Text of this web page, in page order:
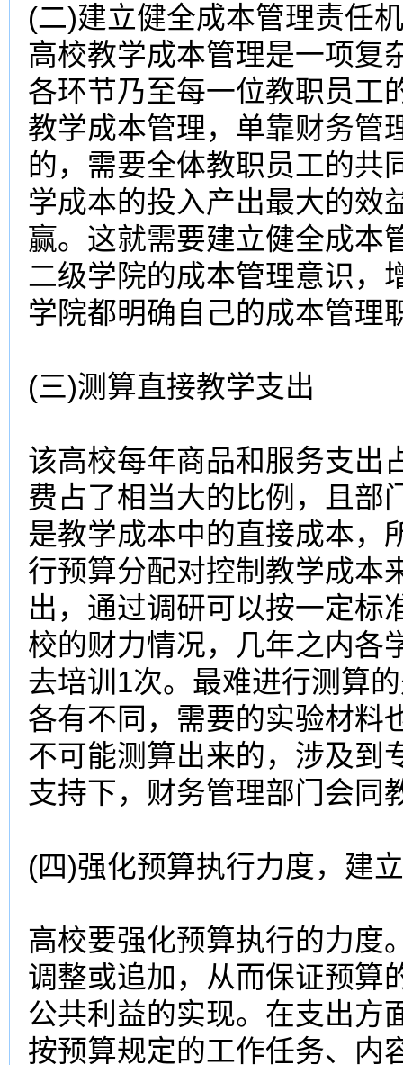
(二)建立健全成本管理责任
高校教学成本管理是一项复
各环节乃至每一位教职员工
教学成本管理，单靠财务管
的，需要全体教职员工的共
学成本的投入产出最大的效
赢。这就需要建立健全成本
二级学院的成本管理意识，
学院都明确自己的成本管理
(三)测算直接教学支出
该高校每年商品和服务支出
费占了相当大的比例，且部
是教学成本中的直接成本，
行预算分配对控制 教学成本
出，通过调研可以按一定标
校的财力情况，几年之内各
去培训1次。最难进行测算
各有不同，需要的实验材料
不可能测算出来的，涉及到
支持下，财务管理部门会同
(四)强化预算执行力度，建
高校要强化预算执行的力度
调整或追加，从而保证预算
公共利益的实现。在支出方
按预算规定的工作任务、内